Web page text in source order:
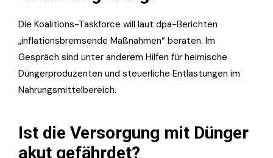
Die Koalitions-Taskforce will laut dpa-Berichten
„inflationsbremsende Maßnahmen“ beraten. Im
Gespräch sind unter anderem Hilfen für heimische
Düngerproduzenten und steuerliche Entlastungen im
Nahrungsmittelbereich.
Ist die Versorgung mit Dünger
akut gefährdet?